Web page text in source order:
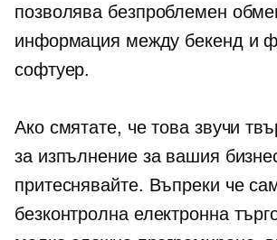
позволява безпроблемен
информация между бекенд и
софтуер.
Ако смятате, че това звучи
за изпълнение за вашия
притеснявайте. Въпреки че
безконтролна електронна